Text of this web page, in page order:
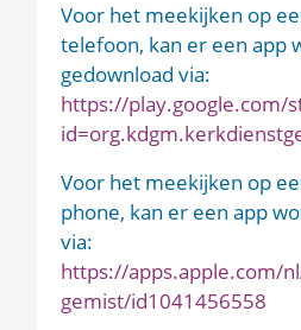
Voor het meekijken op
telefoon, kan er een app
gedownload via:
https://play.google.com/
Voor het meekijken op
phone, kan er een app
via:
https://apps.apple.com/
gemist/id1041456558